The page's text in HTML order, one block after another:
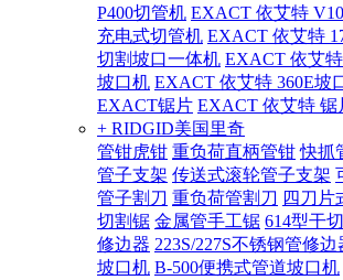
P400切管机 EXACT 依艾特
充电式切管机 EXACT 依艾特
切割坡口一体机 EXACT 依艾
坡口机 EXACT 依艾特 360E坡
EXACT锯片 EXACT 依艾特 锯
+ RIDGID美国里奇
管钳虎钳 重负荷直柄管钳 快抓
管子支架 传送式滚轮管子支架
管子割刀 重负荷管割刀 四刀片
切割锯 金属管手工锯 614型干
修边器 223S/227S不锈钢管修边
坡口机 B-500便携式管道坡口机